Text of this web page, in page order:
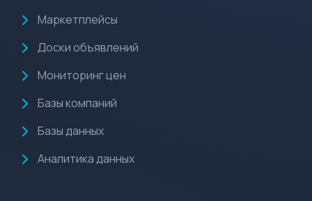
Маркетплейсы
Доски объявлений
Мониторинг цен
Базы компаний
Базы данных
Аналитика данных